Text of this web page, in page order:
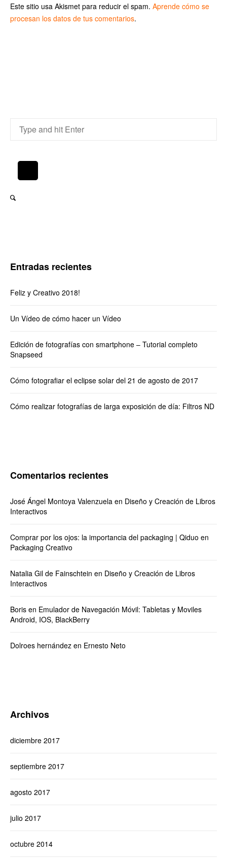
Este sitio usa Akismet para reducir el spam. Aprende cómo se
procesan los datos de tus comentarios.
Entradas recientes
Feliz y Creativo 2018!
Un Vídeo de cómo hacer un Vídeo
Edición de fotografías con smartphone – Tutorial completo
Snapseed
Cómo fotografiar el eclipse solar del 21 de agosto de 2017
Cómo realizar fotografías de larga exposición de día: Filtros ND
Comentarios recientes
José Ángel Montoya Valenzuela en Diseño y Creación de Libros
Interactivos
Comprar por los ojos: la importancia del packaging | Qiduo en
Packaging Creativo
Natalia Gil de Fainschtein en Diseño y Creación de Libros
Interactivos
Boris en Emulador de Navegación Móvil: Tabletas y Moviles
Android, IOS, BlackBerry
Dolroes hernández en Ernesto Neto
Archivos
diciembre 2017
septiembre 2017
agosto 2017
julio 2017
octubre 2014